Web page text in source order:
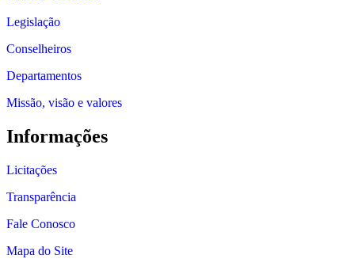
Legislação
Conselheiros
Departamentos
Missão, visão e valores
Informações
Licitações
Transparência
Fale Conosco
Mapa do Site